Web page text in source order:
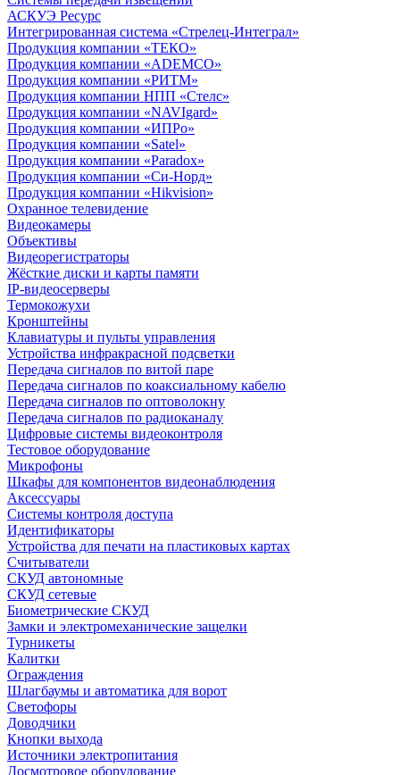
АСКУЭ Ресурс
Интегрированная система «Стрелец-Интеграл»
Продукция компании «ТЕКО»
Продукция компании «ADEMCO»
Продукция компании «РИТМ»
Продукция компании НПП «Стелс»
Продукция компании «NAVIgard»
Продукция компании «ИПРо»
Продукция компании «Satel»
Продукция компании «Paradox»
Продукция компании «Си-Норд»
Продукция компании «Hikvision»
Охранное телевидение
Видеокамеры
Объективы
Видеорегистраторы
Жёсткие диски и карты памяти
IP-видеосерверы
Термокожухи
Кронштейны
Клавиатуры и пульты управления
Устройства инфракрасной подсветки
Передача сигналов по витой паре
Передача сигналов по коаксиальному кабелю
Передача сигналов по оптоволокну
Передача сигналов по радиоканалу
Цифровые системы видеоконтроля
Тестовое оборудование
Микрофоны
Шкафы для компонентов видеонаблюдения
Аксессуары
Системы контроля доступа
Идентификаторы
Устройства для печати на пластиковых картах
Считыватели
СКУД автономные
СКУД сетевые
Биометрические СКУД
Замки и электромеханические защелки
Турникеты
Калитки
Ограждения
Шлагбаумы и автоматика для ворот
Светофоры
Доводчики
Кнопки выхода
Источники электропитания
Досмотровое оборудование